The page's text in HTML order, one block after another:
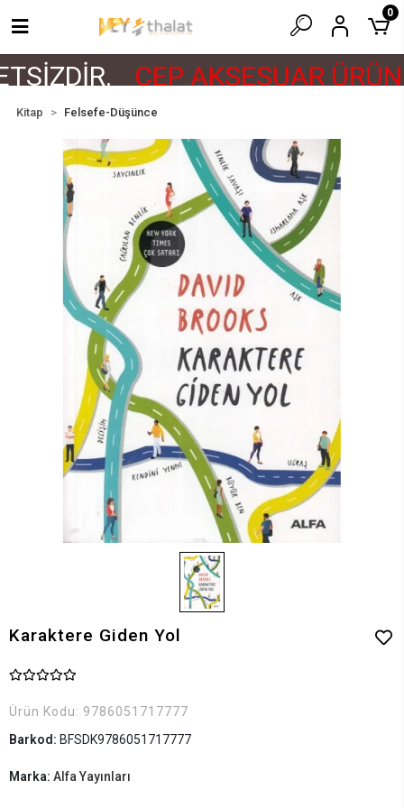
CEP AKSESUAR
0
Kitap Felsefe-Düşünce
Karaktere Giden Yol
Ürün Kodu: 9786051717777
Barkod: BFSDK9786051717777
Marka: Alfa Yayınları